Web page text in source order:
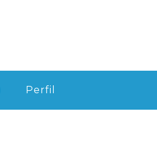
Perfil